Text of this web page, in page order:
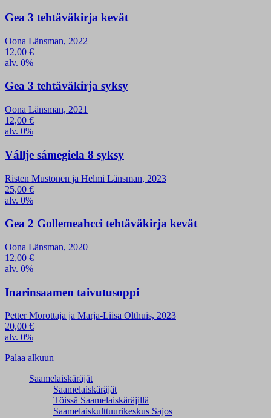
Gea 3 tehtäväkirja kevät
Oona Länsman, 2022
12,00 €
alv. 0%
Gea 3 tehtäväkirja syksy
Oona Länsman, 2021
12,00 €
alv. 0%
Vállje sámegiela 8 syksy
Risten Mustonen ja Helmi Länsman, 2023
25,00 €
alv. 0%
Gea 2 Gollemeahcci tehtäväkirja kevät
Oona Länsman, 2020
12,00 €
alv. 0%
Inarinsaamen taivutusoppi
Petter Morottaja ja Marja-Liisa Olthuis, 2023
20,00 €
alv. 0%
Palaa alkuun
Saamelaiskäräjät
Saamelaiskäräjät
Töissä Saamelaiskäräjillä
Saamelaiskulttuuri­keskus Sajos